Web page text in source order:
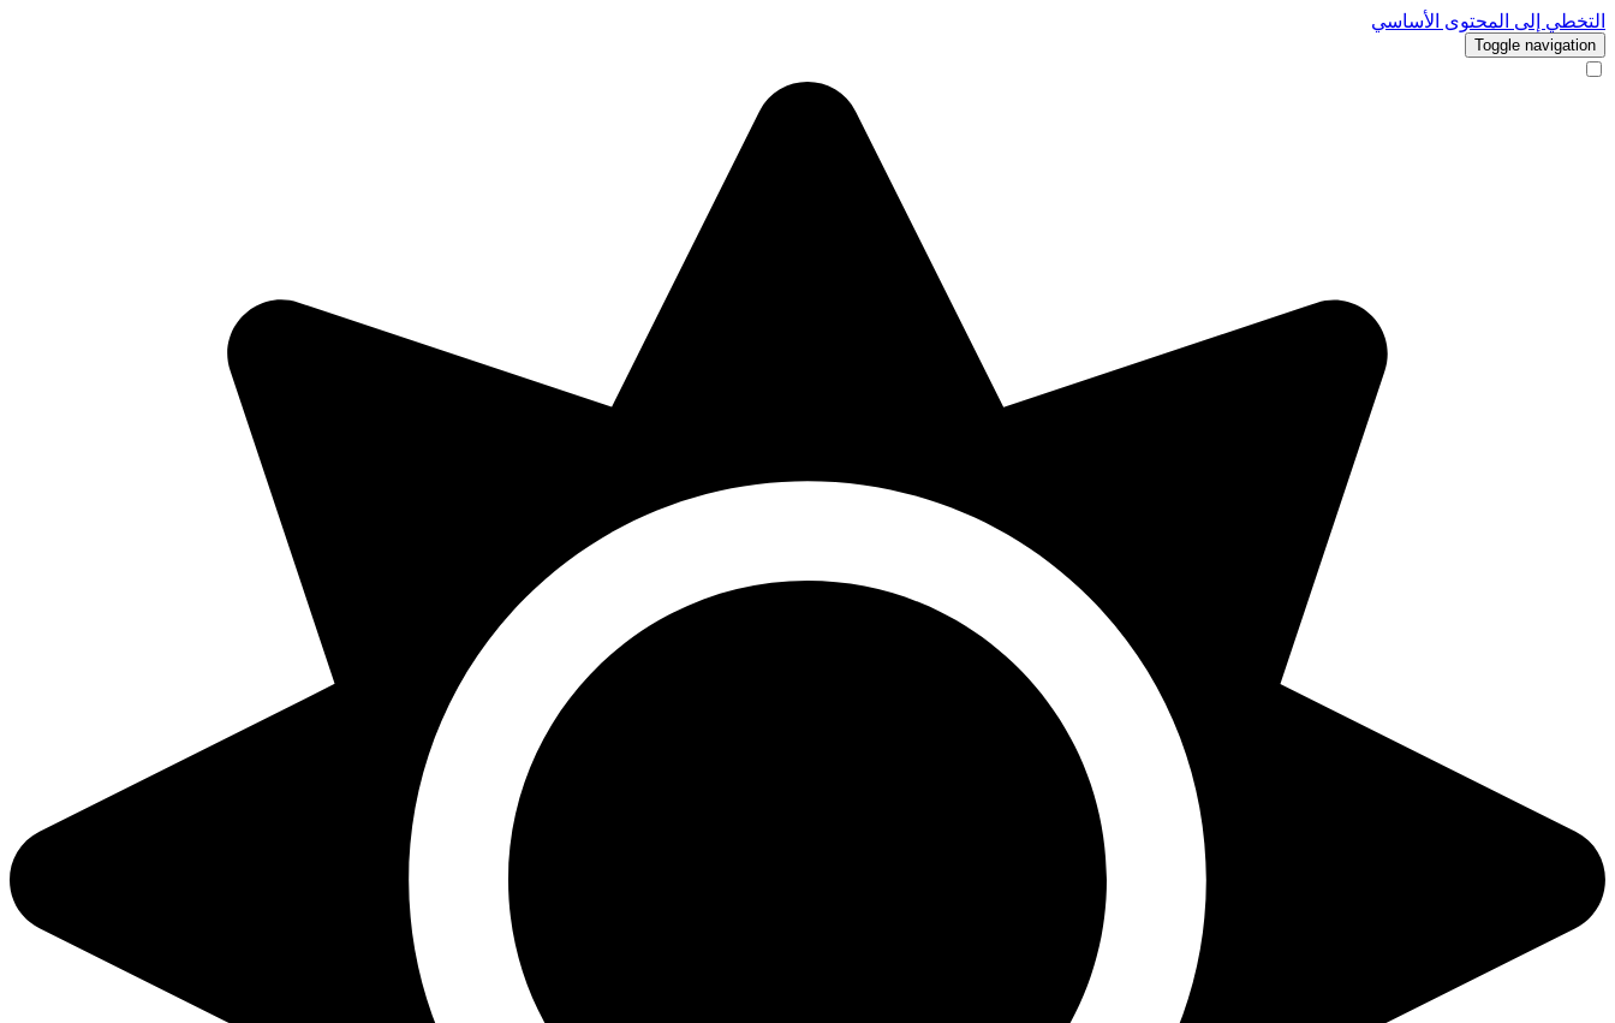
التخطي إلى المحتوى الأساسي
Toggle navigation